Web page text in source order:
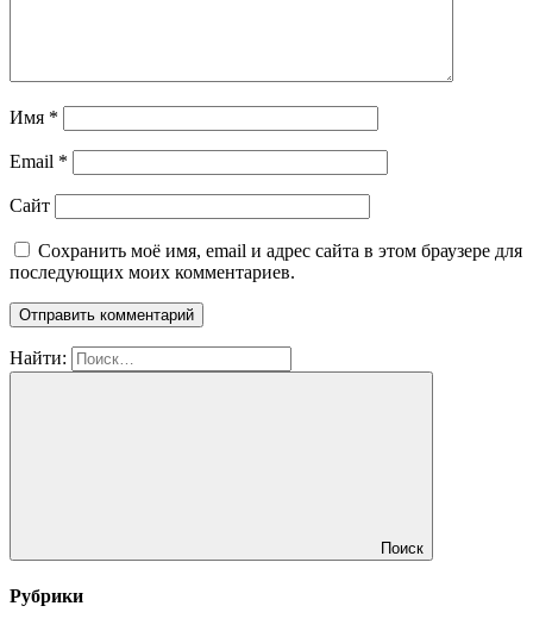
Имя *
Email *
Сайт
Сохранить моё имя, email и адрес сайта в этом браузере для
последующих моих комментариев.
Найти:
Поиск
Рубрики